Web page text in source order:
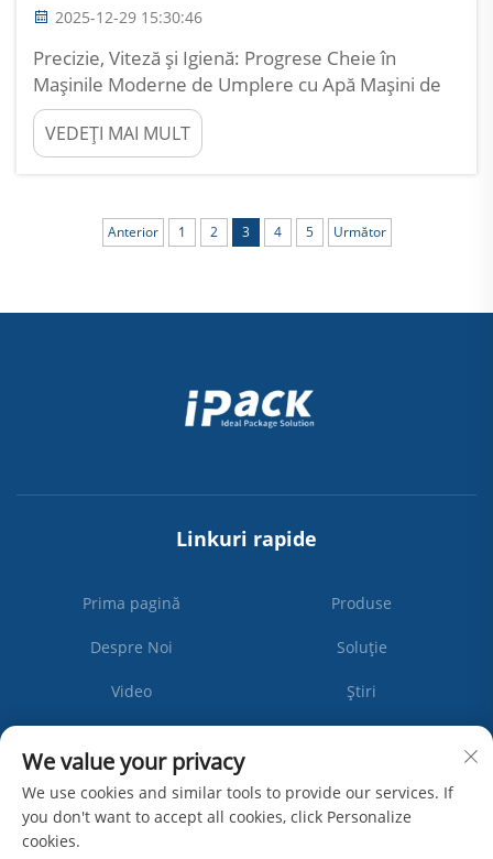
2025-12-29 15:30:46
Precizie, Viteză și Igienă: Progrese Cheie în
Mașinile Moderne de Umplere cu Apă Mașini de
Umplere cu Apă cu Înaltă Viteză și Redusă
Downtime Care Sporesc Adoptarea pe Piețele
Emergente Piețele emergente prioritizează acum
VEDEȚI MAI MULT
Anterior 1 2 3 4 5 Următor
Linkuri rapide
Prima pagină Produse
Despre Noi Soluție
Video Știri
We value your privacy
We use cookies and similar tools to provide our services. If
you don't want to accept all cookies, click Personalize
cookies.